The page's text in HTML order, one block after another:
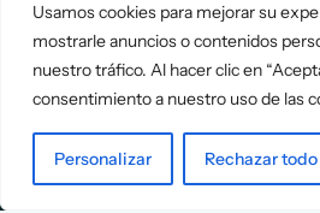
Usamos cookies para mejorar su
mostrarle anuncios o contenidos
nuestro tráfico. Al hacer clic en
consentimiento a nuestro uso de las
Personalizar Rechazar todo
Services